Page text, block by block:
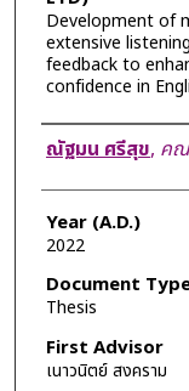
Development of
extensive
feedback to
confidence in
Author
ณัฐมน ศรีสุข, คณ
Year (A.D.)
2022
Document
Thesis
First Advisor
เนาวนิตย์ สงคราม